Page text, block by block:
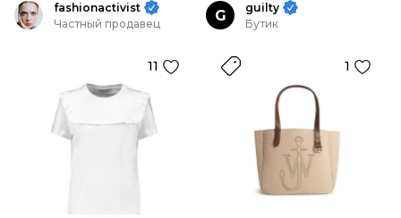
fashionactivist
Частный продавец
11
G
guilty
Бутик
1